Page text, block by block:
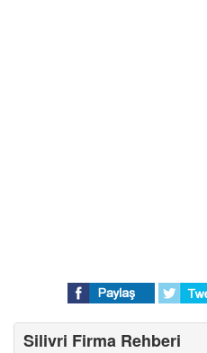
Silivri Firma Rehberi